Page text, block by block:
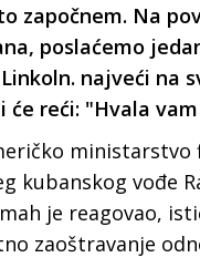
započnem. Na
poslaćemo
Linkoln. najveći
će reći: "Hvala
ministarstvo
kubanskog vođe
je reagovao,
zaoštravanje